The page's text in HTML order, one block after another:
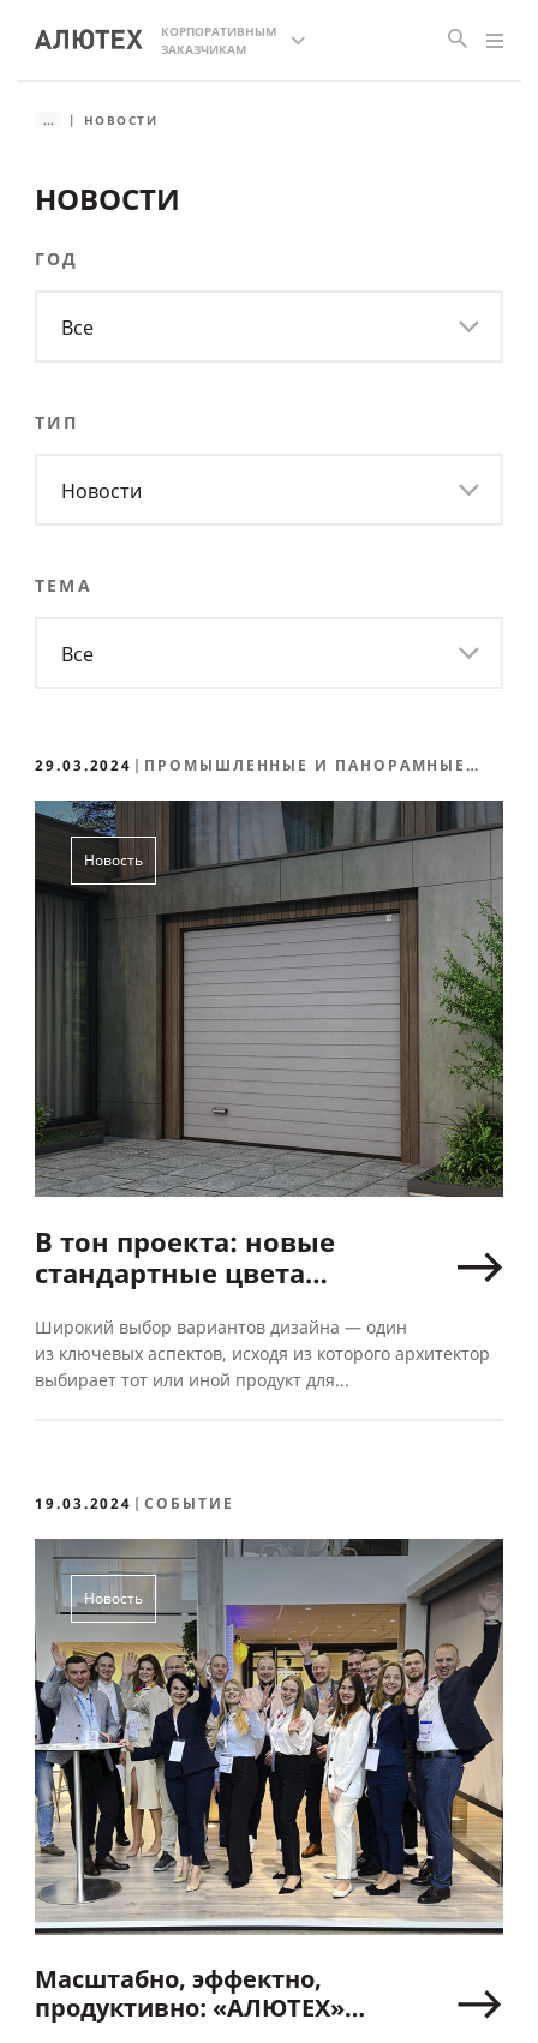
КОРПОРАТИВНЫМ
ЗАКАЗЧИКАМ
... НОВОСТИ
НОВОСТИ
ГОД
Все
ТИП
Новости
ТЕМА
Все
29.03.2024
ПРОМЫШЛЕННЫЕ И ПАНОРАМНЫЕ
Новость
В тон проекта: новые
стандартные цвета
«АЛЮТЕХ»
Широкий выбор вариантов дизайна — один
из ключевых аспектов, исходя из которого архитектор
выбирает тот или иной продукт для...
19.03.2024 СОБЫТИЕ
Новость
Масштабно, эффектно,
продуктивно: «АЛЮТЕХ»